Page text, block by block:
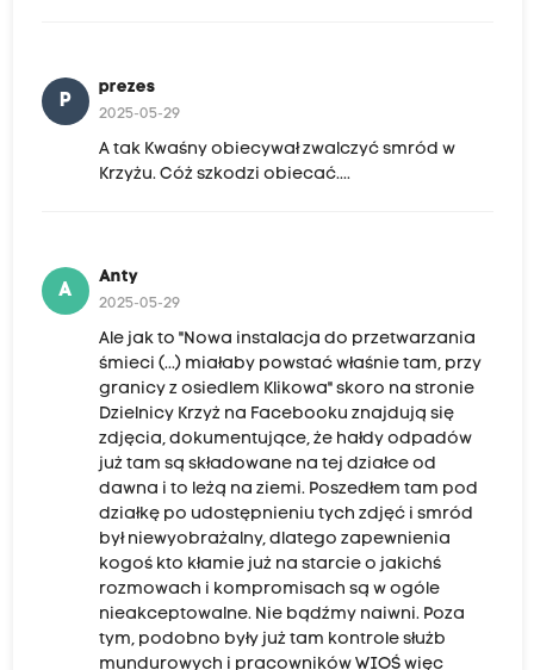
P
prezes
2025-05-29
A tak Kwaśny obiecywał zwalczyć smród w
Krzyżu. Cóż szkodzi obiecać....
A
Anty
2025-05-29
Ale jak to "Nowa instalacja do przetwarzania
śmieci (...) miałaby powstać właśnie tam, przy
granicy z osiedlem Klikowa" skoro na stronie
Dzielnicy Krzyż na Facebooku znajdują się
zdjęcia, dokumentujące, że hałdy odpadów
już tam są składowane na tej działce od
dawna i to leżą na ziemi. Poszedłem tam pod
działkę po udostępnieniu tych zdjęć i smród
był niewyobrażalny, dlatego zapewnienia
kogoś kto kłamie już na starcie o jakichś
rozmowach i kompromisach są w ogóle
nieakceptowalne. Nie bądźmy naiwni. Poza
tym, podobno były już tam kontrole służb
mundurowych i pracowników WIOŚ więc